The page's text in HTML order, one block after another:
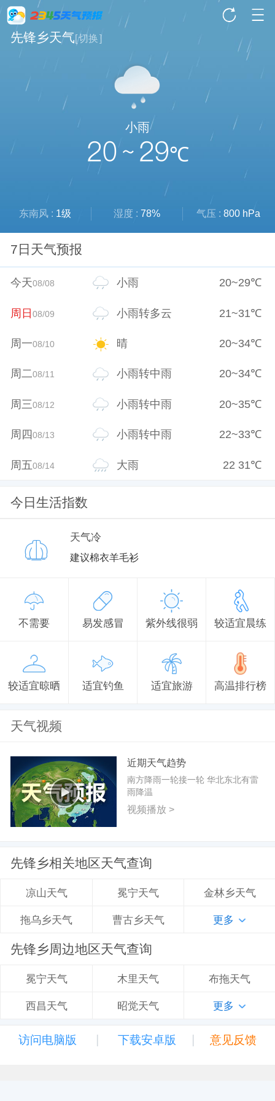
先锋乡天气[切换]
小雨
20 ~ 29℃
东南风 : 1级 湿度 : 78% 气压 : 800 hPa
7日天气预报
今天08/08 小雨 20~29℃
周日08/09 小雨转多云 21~31℃
周一08/10 晴 20~34℃
周二08/11 小雨转中雨 20~34℃
周三08/12 小雨转中雨 20~35℃
周四08/13 小雨转中雨 22~33℃
周五08/14 大雨 22 31℃
今日生活指数
天气冷
建议棉衣羊毛衫
不需要 易发感冒 紫外线很弱 较适宜晨练
较适宜晾晒 适宜钓鱼 适宜旅游 高温排行榜
天气视频
近期天气趋势
南方降雨一轮接一轮 华北东北有雷
雨降温
视频播放 >
先锋乡相关地区天气查询
凉山天气 冕宁天气 金林乡天气
拖乌乡天气 曹古乡天气 更多
先锋乡周边地区天气查询
冕宁天气 木里天气 布拖天气
西昌天气 昭觉天气 更多
访问电脑版 | 下载安卓版 | 意见反馈